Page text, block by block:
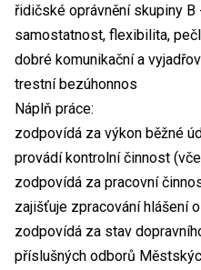
řidičské oprávnění skupiny B
samostatnost, flexibilita,
dobré komunikační a
trestní bezúhonnos
Náplň práce:
zodpovídá za výkon běžné
provádí kontrolní činnost
zodpovídá za pracovní
zajišťuje zpracování hlášení
zodpovídá za stav
příslušných odborů